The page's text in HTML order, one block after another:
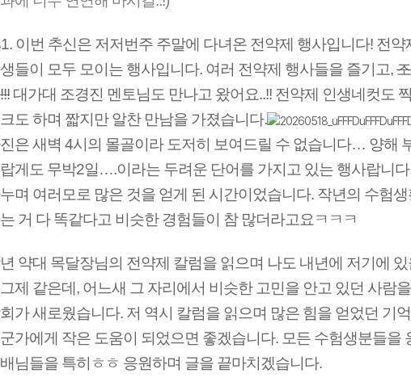
이번 추신은 저저번주 주말에 다녀온 전약제 행사입니다! 전
들이 모두 모이는 행사입니다. 여러 전약제 행사들을 즐기고,
대가대 조경진 멘토님도 만나고 왔어요..!! 전약제 인생네컷도
도 하며 짧지만 알찬 만남을 가졌습니다.
은 새벽 4시의 몰골이라 도저히 보여드릴 수 없습니다… 양해
게도 무박2일….이라는 두려운 단어를 가지고 있는 행사랍니
며 여러모로 많은 것을 얻게 된 시간이었습니다. 작년의 수험
거 다 똑같다고 비슷한 경험들이 참 많더라고요ㅋㅋㅋ
약대 목달장님의 전약제 칼럼을 읽으며 나도 내년에 저기에
제 같은데, 어느새 그 자리에서 비슷한 고민을 안고 있던 사람
가 새로웠습니다. 저 역시 칼럼을 읽으며 많은 힘을 얻었던 기
가에게 작은 도움이 되었으면 좋겠습니다. 모든 수험생분들을
님들을 특히ㅎㅎ 응원하며 글을 끝마치겠습니다.